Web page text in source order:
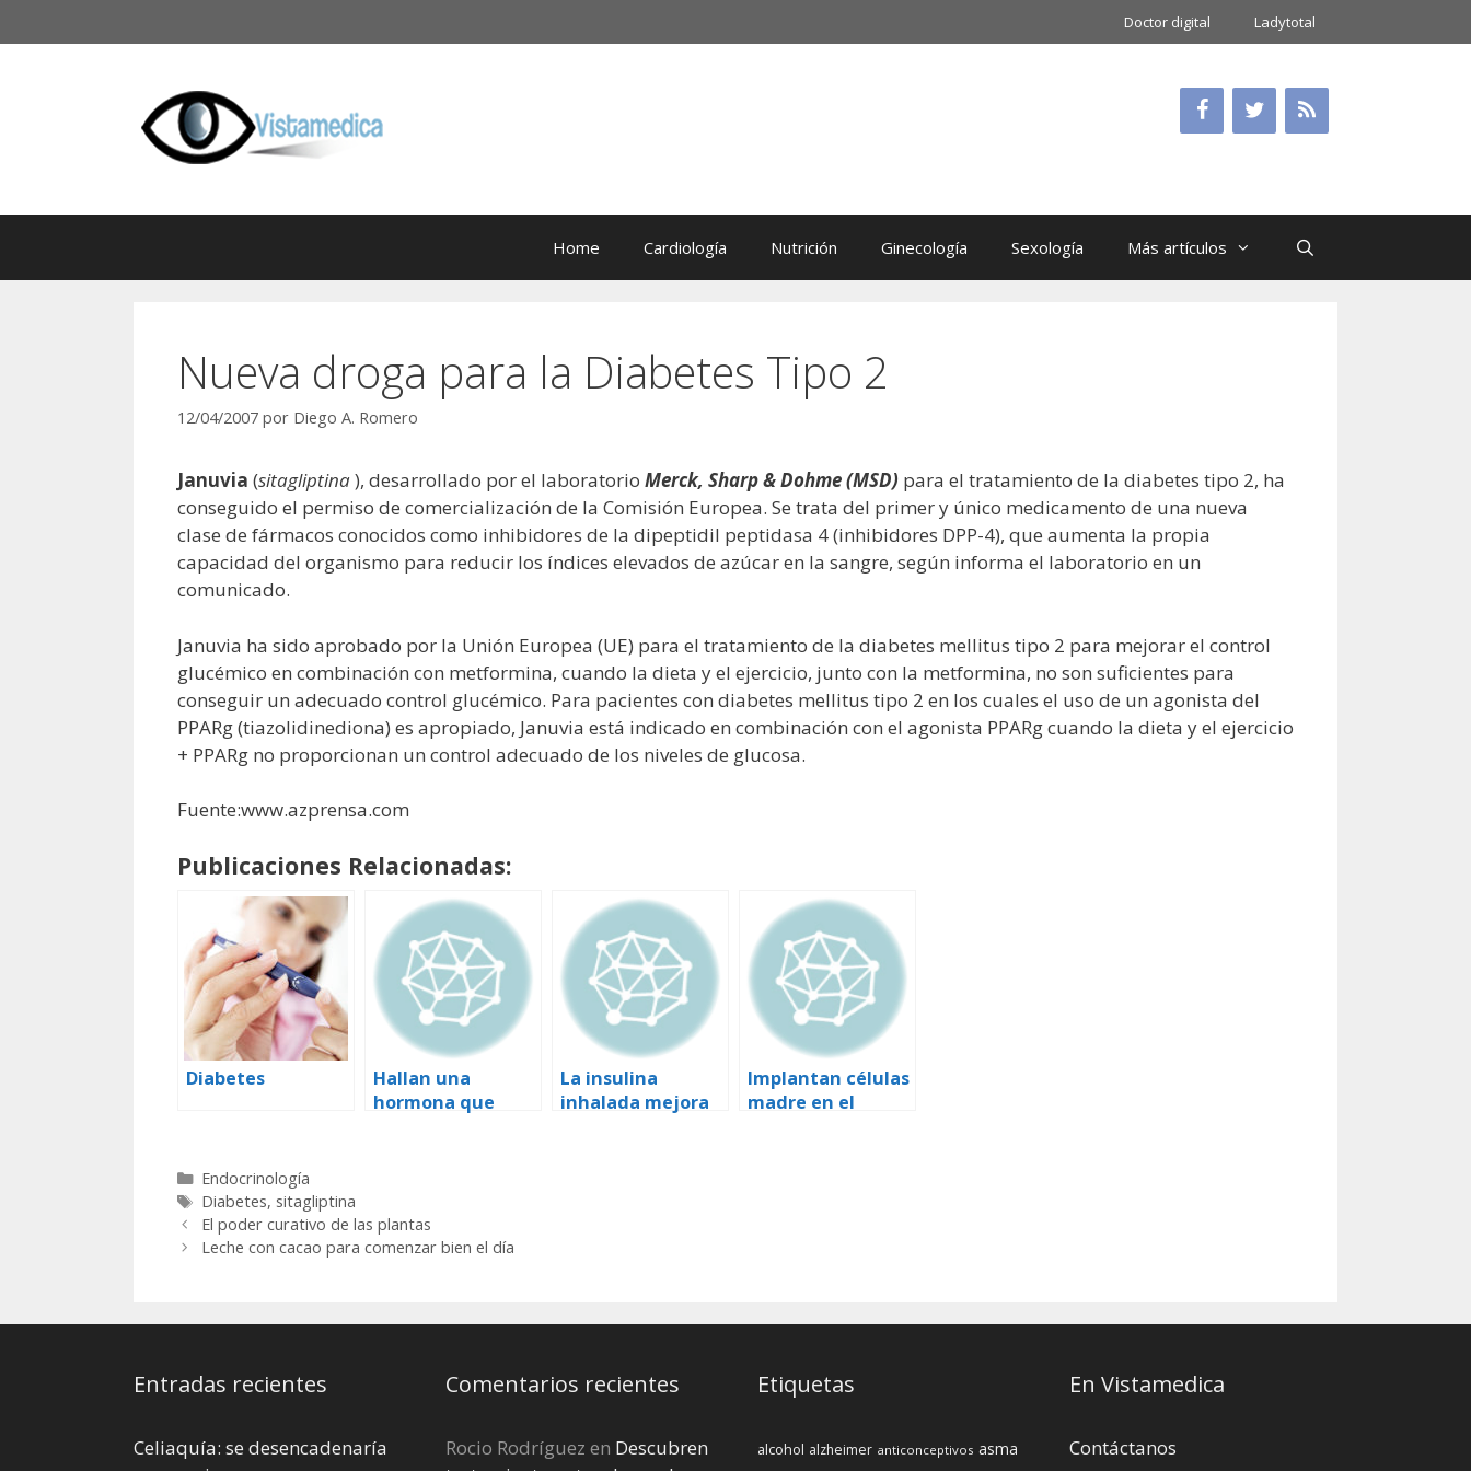
al
Doctor digital Ladytotal
Home Cardiología Nutrición Ginecología Sexología Más artículos
Nueva droga para la Diabetes Tipo 2
12/04/2007 por Diego A. Romero
Januvia (sitagliptina), desarrollado por el laboratorio Merck, Sharp & Dohme (MSD) para el tratamiento de la diabetes tipo 2, ha
conseguido el permiso de comercialización de la Comisión Europea. Se trata del primer y único medicamento de una nueva
clase de fármacos conocidos como inhibidores de la dipeptidil peptidasa 4 (inhibidores DPP-4), que aumenta la propia
capacidad del organismo para reducir los índices elevados de azúcar en la sangre, según informa el laboratorio en un
comunicado.
Januvia ha sido aprobado por la Unión Europea (UE) para el tratamiento de la diabetes mellitus tipo 2 para mejorar el control
glucémico en combinación con metformina, cuando la dieta y el ejercicio, junto con la metformina, no son suficientes para
conseguir un adecuado control glucémico. Para pacientes con diabetes mellitus tipo 2 en los cuales el uso de un agonista del
PPARg (tiazolidinediona) es apropiado, Januvia está indicado en combinación con el agonista PPARg cuando la dieta y el ejercicio
+ PPARg no proporcionan un control adecuado de los niveles de glucosa.
Fuente:www.azprensa.com
Publicaciones Relacionadas:
Diabetes
Hallan una
hormona que
La insulina
inhalada mejora
Implantan células
madre en el
Categorías
Endocrinología
Etiquetas
Diabetes, sitagliptina
El poder curativo de las plantas
Leche con cacao para comenzar bien el día
Entradas recientes
Celiaquía: se desencadenaría
Comentarios recientes
Rocio Rodríguez en Descubren
Etiquetas
alcohol alzheimer anticonceptivos asma
En Vistamedica
Contáctanos